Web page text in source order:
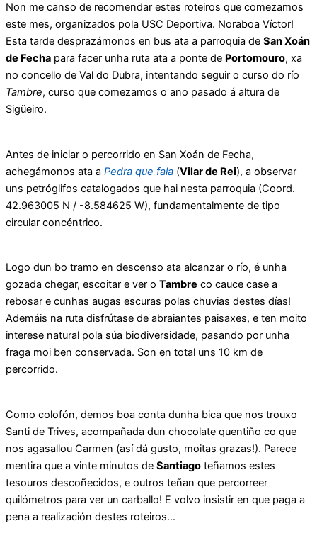
Non me canso de recomendar estes roteiros que comezamos
este mes, organizados pola USC Deportiva. Noraboa Víctor!
Esta tarde desprazámonos en bus ata a parroquia de San Xoán
de Fecha para facer unha ruta ata a ponte de Portomouro, xa
no concello de Val do Dubra, intentando seguir o curso do río
Tambre, curso que comezamos o ano pasado á altura de
Sigüeiro.
Antes de iniciar o percorrido en San Xoán de Fecha,
achegámonos ata a Pedra que fala (Vilar de Rei), a observar
uns petróglifos catalogados que hai nesta parroquia (Coord.
42.963005 N / -8.584625 W), fundamentalmente de tipo
circular concéntrico.
Logo dun bo tramo en descenso ata alcanzar o río, é unha
gozada chegar, escoitar e ver o Tambre co cauce case a
rebosar e cunhas augas escuras polas chuvias destes días!
Ademáis na ruta disfrútase de abraiantes paisaxes, e ten moito
interese natural pola súa biodiversidade, pasando por unha
fraga moi ben conservada. Son en total uns 10 km de
percorrido.
Como colofón, demos boa conta dunha bica que nos trouxo
Santi de Trives, acompañada dun chocolate quentiño co que
nos agasallou Carmen (así dá gusto, moitas grazas!). Parece
mentira que a vinte minutos de Santiago teñamos estes
tesouros descoñecidos, e outros teñan que percorreer
quilómetros para ver un carballo! E volvo insistir en que paga a
pena a realización destes roteiros…